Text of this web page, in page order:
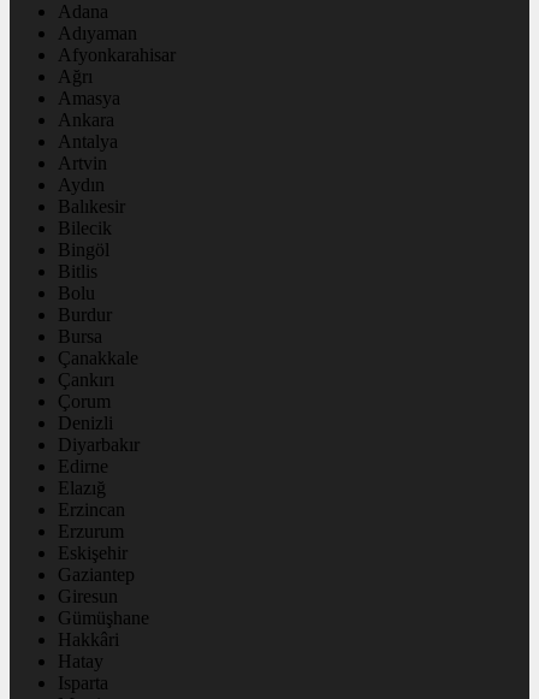
Adana
Adıyaman
Afyonkarahisar
Ağrı
Amasya
Ankara
Antalya
Artvin
Aydın
Balıkesir
Bilecik
Bingöl
Bitlis
Bolu
Burdur
Bursa
Çanakkale
Çankırı
Çorum
Denizli
Diyarbakır
Edirne
Elazığ
Erzincan
Erzurum
Eskişehir
Gaziantep
Giresun
Gümüşhane
Hakkâri
Hatay
Isparta